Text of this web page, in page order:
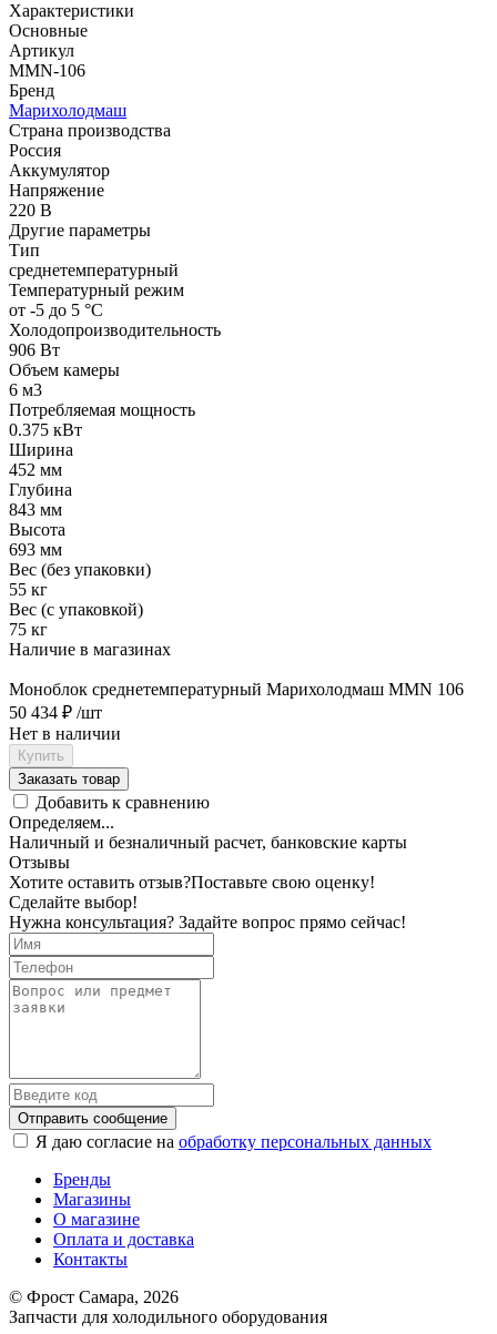
Характеристики
Основные
Артикул
MMN-106
Бренд
Марихолодмаш
Страна производства
Россия
Аккумулятор
Напряжение
220 В
Другие параметры
Тип
среднетемпературный
Температурный режим
от -5 до 5 °C
Холодопроизводительность
906 Вт
Объем камеры
6 м​3
Потребляемая мощность
0.375 кВт
Ширина
452 мм
Глубина
843 мм
Высота
693 мм
Вес (без упаковки)
55 кг
Вес (с упаковкой)
75 кг
Наличие в магазинах
Моноблок среднетемпературный Марихолодмаш MMN 106
50 434 ₽ /шт
Нет в наличии
Купить
Заказать товар
Добавить к сравнению
Определяем...
Наличный и безналичный расчет, банковские карты
Отзывы
Хотите оставить отзыв?Поставьте свою оценку!
Сделайте выбор!
Нужна консультация? Задайте вопрос прямо сейчас!
Отправить сообщение
Я даю согласие на обработку персональных данных
Бренды
Магазины
О магазине
Оплата и доставка
Контакты
© Фрост Самара, 2026
Запчасти для холодильного оборудования